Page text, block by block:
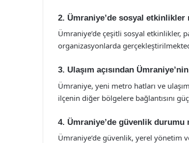
2. Ümraniye’de sosyal
Ümraniye’de çeşitli sosyal etkinlikler,
organizasyonlarda
3. Ulaşım açısından
Ümraniye, yeni metro hatları ve
ilçenin diğer bölgelere bağlantısını
4. Ümraniye’de güvenlik durumu
Ümraniye’de güvenlik, yerel yönetim